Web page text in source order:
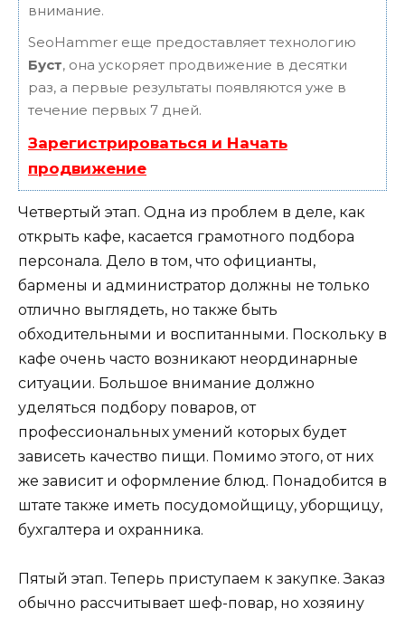
внимание.
SeoHammer еще предоставляет технологию
Буст, она ускоряет продвижение в десятки
раз, а первые результаты появляются уже в
течение первых 7 дней.
Зарегистрироваться и Начать
продвижение
Четвертый этап. Одна из проблем в деле, как
открыть кафе, касается грамотного подбора
персонала. Дело в том, что официанты,
бармены и администратор должны не только
отлично выглядеть, но также быть
обходительными и воспитанными. Поскольку в
кафе очень часто возникают неординарные
ситуации. Большое внимание должно
уделяться подбору поваров, от
профессиональных умений которых будет
зависеть качество пищи. Помимо этого, от них
же зависит и оформление блюд. Понадобится в
штате также иметь посудомойщицу, уборщицу,
бухгалтера и охранника.
Пятый этап. Теперь приступаем к закупке. Заказ
обычно рассчитывает шеф-повар, но хозяину